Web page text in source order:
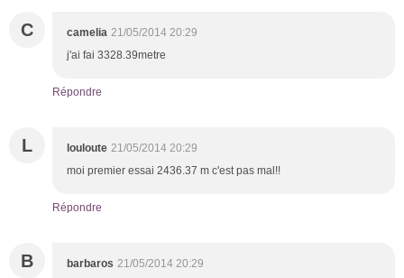
C camelia 21/05/2014 20:29
j'ai fai 3328.39metre
Répondre
L louloute 21/05/2014 20:29
moi premier essai 2436.37 m c'est pas mal!!
Répondre
B barbaros 21/05/2014 20:29